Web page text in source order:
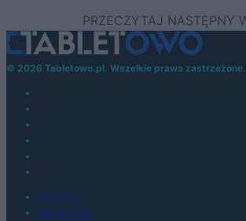
© 2026 Tabletowo.pl. Wszelkie prawa
KONTAKT
REDAKCJA